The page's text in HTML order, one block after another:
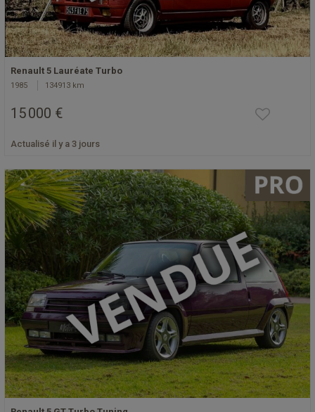
Renault 5 Lauréate Turbo
1985 134913 km
15 000 €
Actualisé il y a 3 jours